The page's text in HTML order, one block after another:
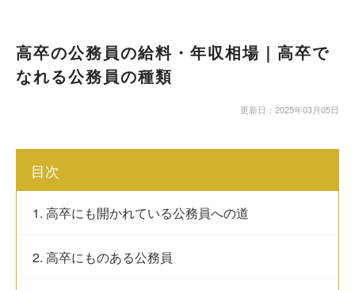
高卒の公務員の給料・年収相場｜高卒で
なれる公務員の種類
更新日：2025年03月05日
目次
1. 高卒にも開かれている公務員への道
2. 高卒にものある公務員